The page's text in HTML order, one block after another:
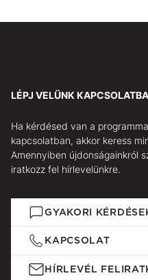
LÉPJ VELÜNK KAPCSOLATBA
Ha kérdésed van a
kapcsolatban, akkor keress
Amennyiben újdonságainkról
iratkozz fel hírlevelünkre.
GYAKORI
KAPCSOLAT
HÍRLEVÉL